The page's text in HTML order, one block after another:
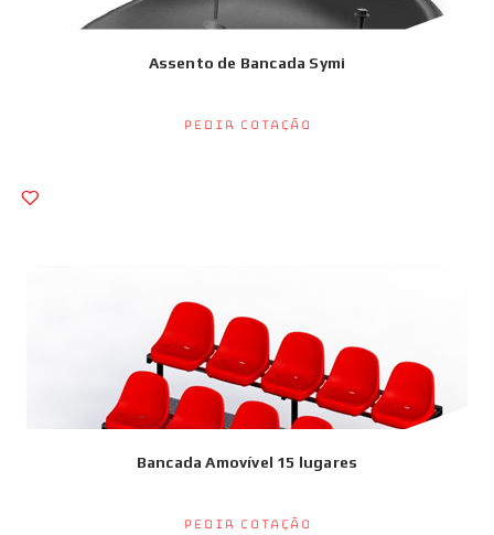
Assento de Bancada Symi
Pedir Cotação
Bancada Amovível 15 lugares
Pedir Cotação